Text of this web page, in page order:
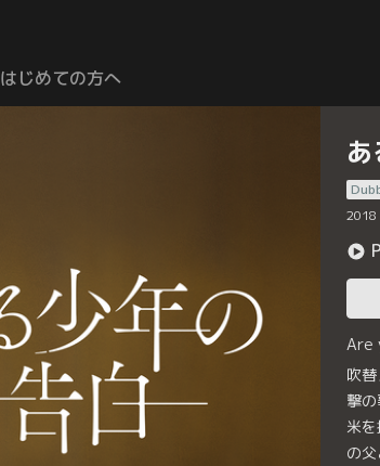
はじめての方へ
2018
Are
吹
撃
米
の